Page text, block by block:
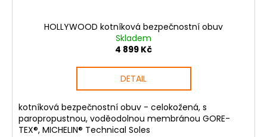
HOLLYWOOD kotníková bezpečnostní obuv
Skladem
4 899 Kč
DETAIL
kotníková bezpečnostní obuv - celokožená, s
paropropustnou, voděodolnou membránou GORE-
TEX®, MICHELIN® Technical Soles